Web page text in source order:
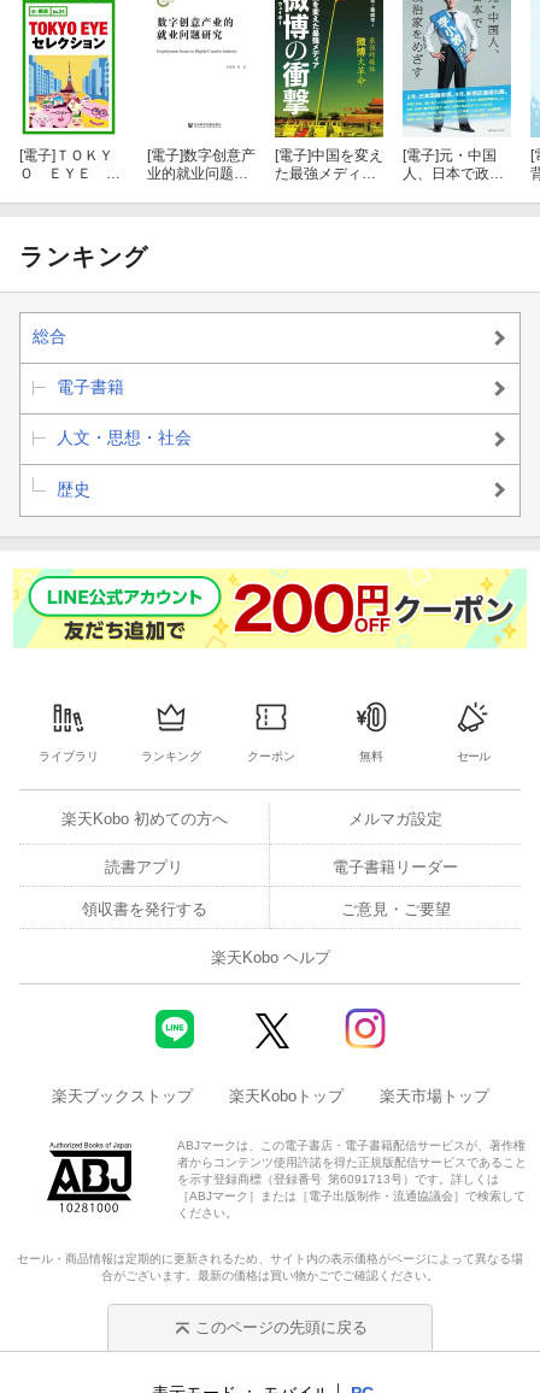
[電子] ＴＯＫＹ
Ｏ ＥＹＥ セ
24）
[電子]数字创意产
业的就业问题研
[電子]中国を変え
た最強メディ
[電子]元・中国
人、日本で政治
[
ランキング
総合
電子書籍
人文・思想・社会
歴史
ライブラリ ランキング クーポン 無料 セール
楽天Kobo 初めての方へ メルマガ設定
読書アプリ 電子書籍リーダー
領収書を発行する ご意見・ご要望
楽天Kobo ヘルプ
楽天ブックストップ 楽天Koboトップ 楽天市場トップ
ABJマークは、この電子書店・電子書籍配信サービスが、著作権
者からコンテンツ使用許諾を得た正規版配信サービスであること
を示す登録商標（登録番号 第6091713号）です。詳しくは
［ABJマーク］または［電子出版制作・流通協議会］で検索して
ください。
セール・商品情報は定期的に更新されるため、サイト内の表示価格がページによって異なる場
合がございます。最新の価格は買い物かごでご確認ください。
このページの先頭に戻る